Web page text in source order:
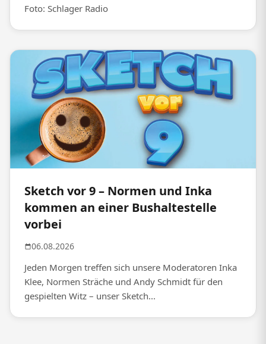
Foto: Schlager Radio
Sketch vor 9 – Normen und Inka
kommen an einer Bushaltestelle
vorbei
06.08.2026
Jeden Morgen treffen sich unsere Moderatoren Inka
Klee, Normen Sträche und Andy Schmidt für den
gespielten Witz – unser Sketch...